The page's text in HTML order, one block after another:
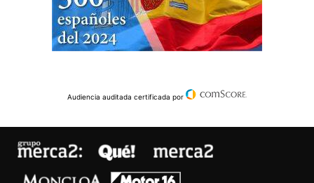
Audiencia auditada certificada por